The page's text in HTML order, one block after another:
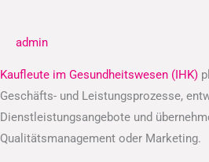
admin
Kaufleute im Gesundheitswesen (IHK)
Geschäfts- und Leistungsprozesse,
Dienstleistungsangebote und
Qualitätsmanagement oder Marketing.
(IHK)